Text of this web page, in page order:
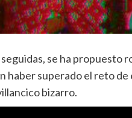
se ha propuesto
haber superado el reto
bizarro.